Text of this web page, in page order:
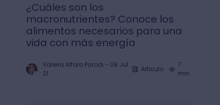
¿Cuáles son los
macronutrientes? Conoce los
alimentos necesarios para una
vida con más energía
Valeria Alfaro Parodi - 08 Jul
21
Articulo
7
min.